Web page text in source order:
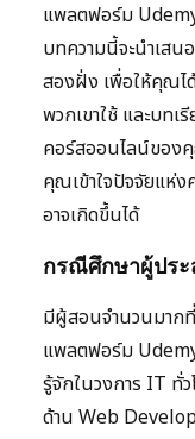
แพลตฟอร์ม Udemy
บทความนี้จะนำเส
สองฝั่ง เพื่อให้คุณไ
พวกเขาใช้ และบท
คอร์สออนไลน์ของ
คุณเข้าใจปัจจัยแห่ง
อาจเกิดขึ้นได้
กรณีศึกษาผู้ประ
มีผู้สอนจำนวนมาก
แพลตฟอร์ม
รู้จักในวงการ IT ทั่
ด้าน Web